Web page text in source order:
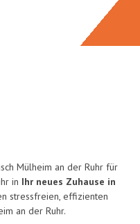
Mülheim an der Ruhr für
in Ihr neues Zuhause in
stressfreien, effizienten
an der Ruhr.